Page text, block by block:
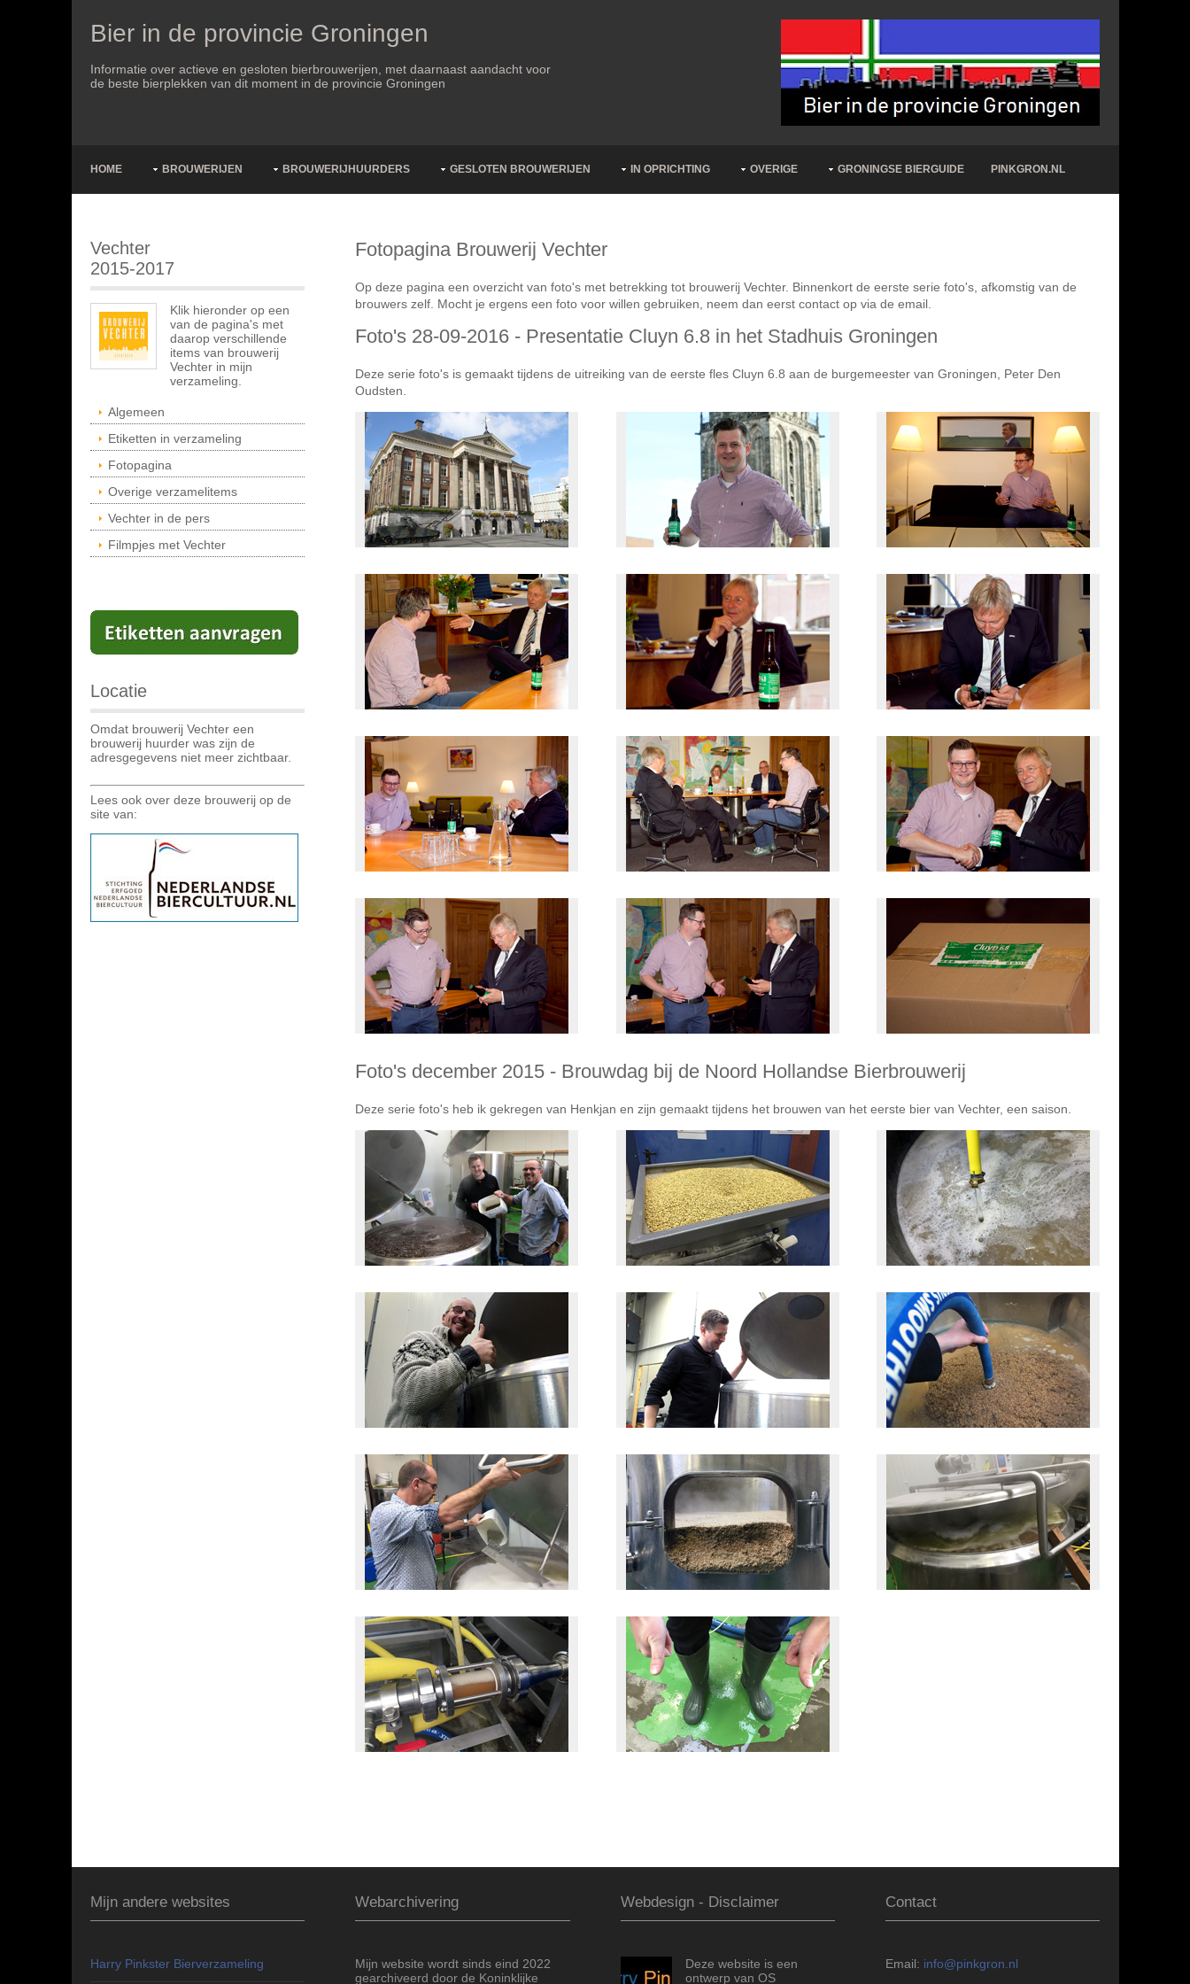
Bier in de provincie Groningen
Informatie over actieve en gesloten bierbrouwerijen, met daarnaast aandacht voor
de beste bierplekken van dit moment in de provincie Groningen
HOME BROUWERIJEN BROUWERIJHUURDERS GESLOTEN BROUWERIJEN IN OPRICHTING OVERIGE GRONINGSE BIERGUIDE PINKGRON.NL
Vechter
2015-2017
Klik hieronder op een
van de pagina's met
daarop verschillende
items van brouwerij
Vechter in mijn
verzameling.
Algemeen
Etiketten in verzameling
Fotopagina
Overige verzamelitems
Vechter in de pers
Filmpjes met Vechter
Locatie
Omdat brouwerij Vechter een
brouwerij huurder was zijn de
adresgegevens niet meer zichtbaar.
Lees ook over deze brouwerij op de
site van:
Fotopagina Brouwerij Vechter
Op deze pagina een overzicht van foto's met betrekking tot brouwerij Vechter. Binnenkort de eerste serie foto's, afkomstig van de
brouwers zelf. Mocht je ergens een foto voor willen gebruiken, neem dan eerst contact op via de email.
Foto's 28-09-2016 - Presentatie Cluyn 6.8 in het Stadhuis Groningen
Deze serie foto's is gemaakt tijdens de uitreiking van de eerste fles Cluyn 6.8 aan de burgemeester van Groningen, Peter Den
Oudsten.
Foto's december 2015 - Brouwdag bij de Noord Hollandse Bierbrouwerij
Deze serie foto's heb ik gekregen van Henkjan en zijn gemaakt tijdens het brouwen van het eerste bier van Vechter, een saison.
Mijn andere websites
Harry Pinkster Bierverzameling
Webarchivering
Mijn website wordt sinds eind 2022
gearchiveerd door de Koninklijke
Webdesign - Disclaimer
Deze website is een
ontwerp van OS
Contact
Email: info@pinkgron.nl